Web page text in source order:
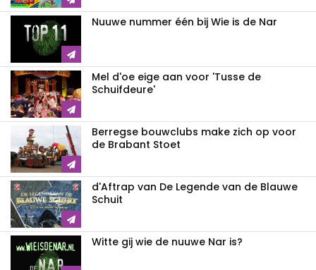
Nuuwe nummer één bij Wie is de Nar
Mel d'oe eige aan voor 'Tusse de
Schuifdeure'
Berregse bouwclubs make zich op voor
de Brabant Stoet
d'Aftrap van De Legende van de Blauwe
Schuit
Witte gij wie de nuuwe Nar is?